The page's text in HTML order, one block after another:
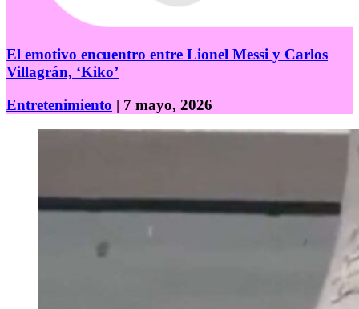
El emotivo encuentro entre Lionel Messi y Carlos
Villagrán, ‘Kiko’
Entretenimiento | 7 mayo, 2026